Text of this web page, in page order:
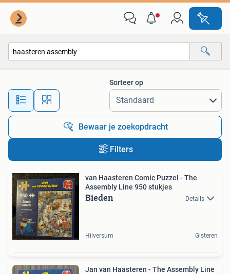
Alle afstanden…
Sorteer op
Bewaar je zoekopdracht
Filters
van Haasteren Comic Puzzel - The
Assembly Line 950 stukjes
Bieden Details
Hilversum Gisteren
Jan van Haasteren - The Assembly Line